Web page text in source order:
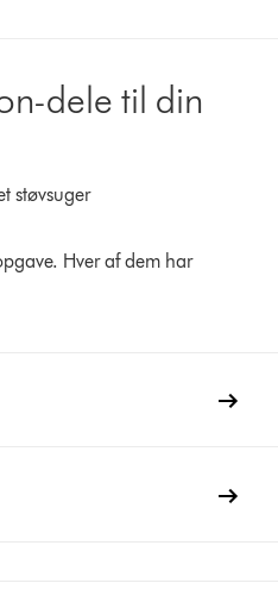
dele til din
støvsuger
Hver af dem har